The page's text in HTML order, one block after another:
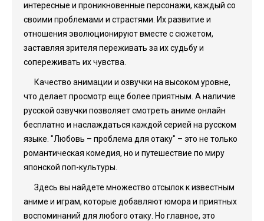
интересные и проникновенные персонажи, каждый со
своими проблемами и страстями. Их развитие и
отношения эволюционируют вместе с сюжетом,
заставляя зрителя переживать за их судьбу и
сопереживать их чувства.
Качество анимации и озвучки на высоком уровне,
что делает просмотр еще более приятным. А наличие
русской озвучки позволяет смотреть аниме онлайн
бесплатно и наслаждаться каждой серией на русском
языке. "Любовь – проблема для отаку" – это не только
романтическая комедия, но и путешествие по миру
японской поп-культуры.
Здесь вы найдете множество отсылок к известным
аниме и играм, которые добавляют юмора и приятных
воспоминаний для любого отаку. Но главное, это